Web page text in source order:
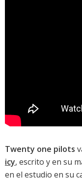
Twenty one pilots
icy, escrito y en su
en el estudio en su